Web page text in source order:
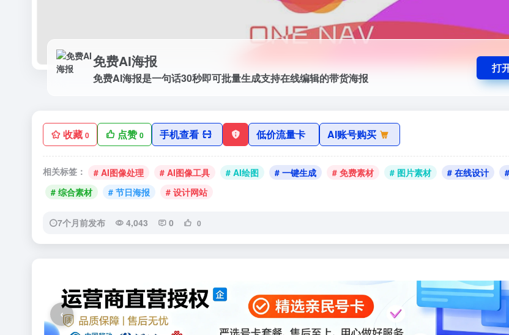
免费AI海报
免费AI海报是一句话30秒即可批量生成支持在线编辑的带货海报
打
收藏 0 点赞0 手机查看 低价流量卡 AI账号购买
相关标签： # AI图像处理 # AI图像工具 # AI绘图 # 一键生成 # 免费素材 # 图片素材 # 在线设计
# 综合素材
# 节日海报 # 设计网站
7个月前发布 4,043 0 0
‹